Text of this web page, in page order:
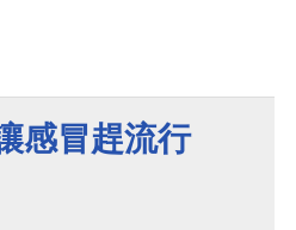
感冒趕流行